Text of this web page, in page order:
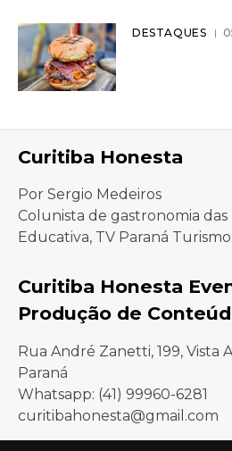
DESTAQUES
Curitiba Honesta
Por Sergio Medeiros
Colunista de gastronomia das
Educativa, TV Paraná Turismo.
Curitiba Honesta
Produção de
Rua André Zanetti, 199, Vista
Paraná
Whatsapp: (41) 99960-6281
curitibahonesta@gmail.com